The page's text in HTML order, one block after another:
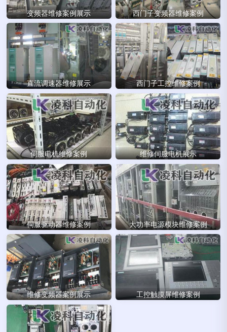
变频器维修案例展示 西门子变频器维修案例
直流调速器维修展示 西门子工控维修案例
伺服电机维修案例 维修伺服电机展示
伺服驱动器维修案例 大功率电源模块维修案例
维修变频器案例展示 工控触摸屏维修案例